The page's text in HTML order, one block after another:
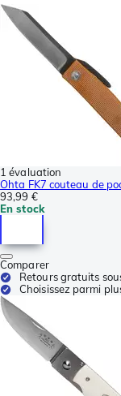
1 évaluation
Ohta FK7 couteau de
93,99 €
En stock
Comparer
Retours gratuits
Choisissez parmi